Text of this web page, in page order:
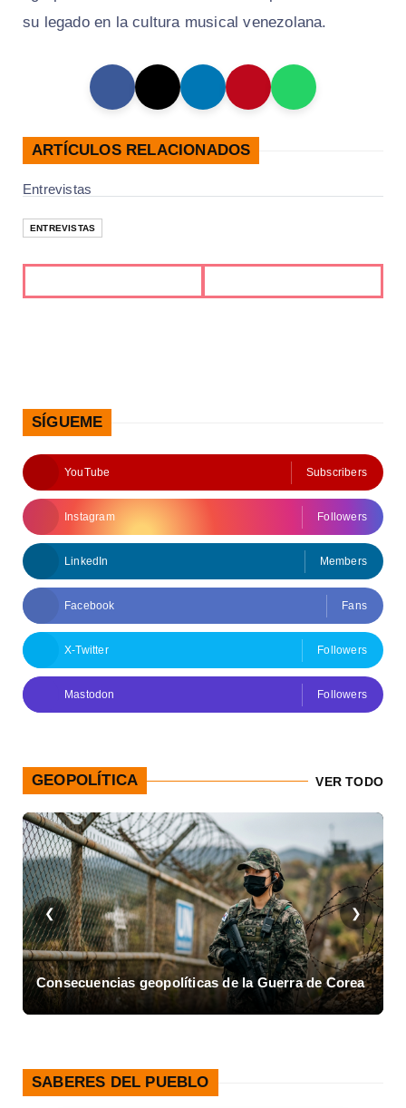
su legado en la cultura musical venezolana.
ARTÍCULOS RELACIONADOS
Entrevistas
ENTREVISTAS
SÍGUEME
YouTube Subscribers
Instagram Followers
LinkedIn Members
Facebook Fans
X-Twitter Followers
Mastodon Followers
GEOPOLÍTICA VER TODO
❮
Consecuencias geopolíticas de la Guerra de Corea
❯
SABERES DEL PUEBLO